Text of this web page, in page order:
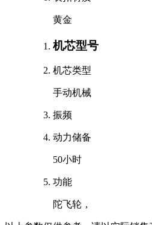
黄金
机芯型号
机芯类型
手动机械
振频
动力储备
50小时
功能
陀飞轮，